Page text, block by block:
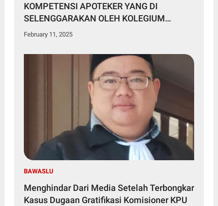
KOMPETENSI APOTEKER YANG DI
SELENGGARAKAN OLEH KOLEGIUM
FARMASI
February 11, 2025
BAWASLU
Menghindar Dari Media Setelah Terbongkar
Kasus Dugaan Gratifikasi Komisioner KPU